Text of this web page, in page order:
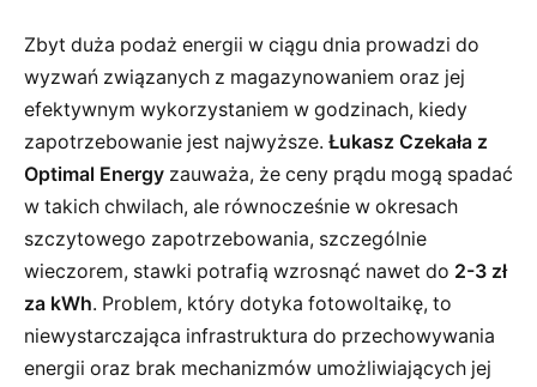
Zbyt duża podaż energii w ciągu dnia prowadzi do
wyzwań związanych z magazynowaniem oraz jej
efektywnym wykorzystaniem w godzinach, kiedy
zapotrzebowanie jest najwyższe. Łukasz Czekała z
Optimal Energy zauważa, że ceny prądu mogą spadać
w takich chwilach, ale równocześnie w okresach
szczytowego zapotrzebowania, szczególnie
wieczorem, stawki potrafią wzrosnąć nawet do 2-3 zł
za kWh. Problem, który dotyka fotowoltaikę, to
niewystarczająca infrastruktura do przechowywania
energii oraz brak mechanizmów umożliwiających jej